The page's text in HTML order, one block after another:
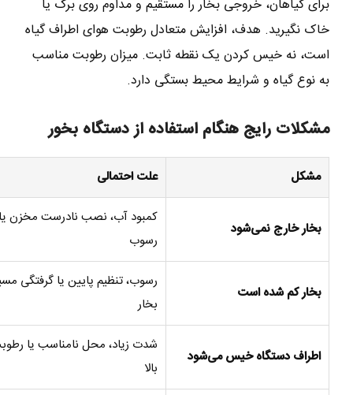
برای گیاهان، خروجی بخار را مستقیم و مداوم روی برگ یا
خاک نگیرید. هدف، افزایش متعادل رطوبت هوای اطراف گیاه
است، نه خیس کردن یک نقطه ثابت. میزان رطوبت مناسب
به نوع گیاه و شرایط محیط بستگی دارد.
مشکلات رایج هنگام استفاده از دستگاه بخور
مشکل علت احتمالی
بخار خارج نمی‌شود
کمبود آب، نصب نادرست مخزن
رسوب
بخار کم شده است
رسوب، تنظیم پایین یا گرفتگی
بخار
اطراف دستگاه خیس می‌شود
شدت زیاد، محل نامناسب یا
بالا